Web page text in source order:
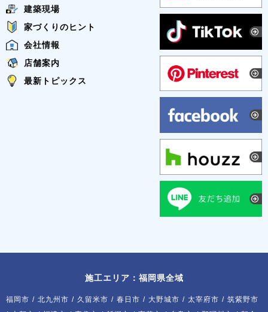
建築現場
家づくりのヒント
会社情報
店舗案内
最新トピックス
施工エリア：福岡県全域
福岡市 / 北九州市 / 久留米市 / 春日市 / 大野城市 / 太宰府市 / 筑紫野市